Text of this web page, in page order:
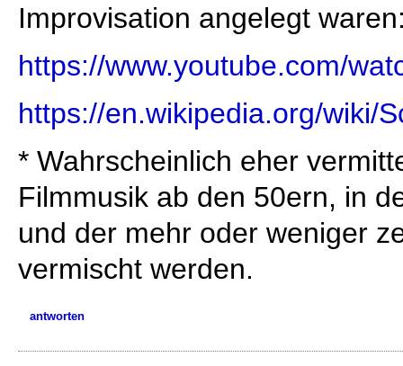
Improvisation angelegt
https://www.youtube.com/
https://en.wikipedia.org/wiki/
* Wahrscheinlich eher
Filmmusik ab den 50ern, in
und der mehr oder weniger
vermischt werden.
antworten